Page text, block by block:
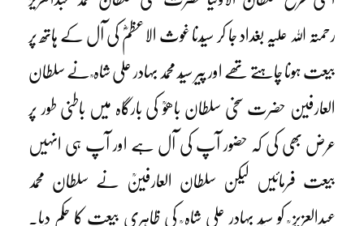
رحمتہ اللہ علیہ بغداد جا کر سیّدنا غوث الاعظمؓ کی آل کے ہاتھ پر
بیعت ہونا چاہتے تھے اور پیر سیّد محمد بہادر علی شاہ ؒ نے سلطان
العارفین حضرت سخی سلطان باھوؒ کی بارگاہ میں باطنی طور پر
عرض بھی کی کہ حضور آپ کی آل ہے اور آپ ہی انہیں
بیعت فرمائیں لیکن سلطان العارفینؒ نے سلطان محمد
عبدالعزیز ؒ کو سیّد بہادر علی شاہ ؒ کی ظاہری بیعت کا حکم دیا۔